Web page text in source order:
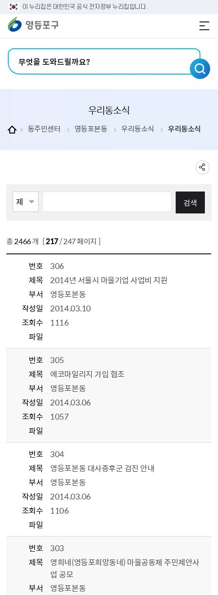
본문 바로가기
주메뉴 바로가기
이 누리집은 대한민국 공식 전자정부 누리집입니다.
우리동소식
동주민센터 영등포본동 우리동소식 우리동소식
총2466개 [217/ 247 페이지 ]
번호
306
제목
2014년 서울시 마을기업 사업비 지원
부서
영등포본동
작성일
2014.03.10
조회수
1116
파일
번호
305
제목
에코마일리지 가입 협조
부서
영등포본동
작성일
2014.03.06
조회수
1057
파일
번호
304
제목
영등포본동 대사증후군 검진 안내
부서
영등포본동
작성일
2014.03.06
조회수
1106
파일
번호
303
제목
영희네(영등포희망동네) 마을공동체 주민제안사
업 공모
부서
영등포본동